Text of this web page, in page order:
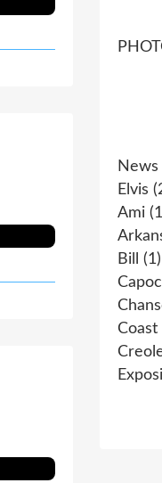
News
Elvis
Ami
Bill
(1)
Coast